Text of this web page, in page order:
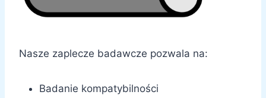
Nasze zaplecze badawcze pozwala na:
Badanie kompatybilności